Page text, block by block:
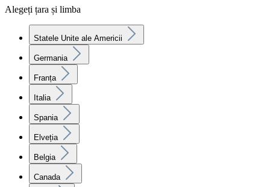
Alegeți țara și limba
Statele Unite ale Americii
Germania
Franța
Italia
Spania
Elveția
Belgia
Canada